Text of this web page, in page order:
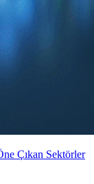
Çıkan Sektörler